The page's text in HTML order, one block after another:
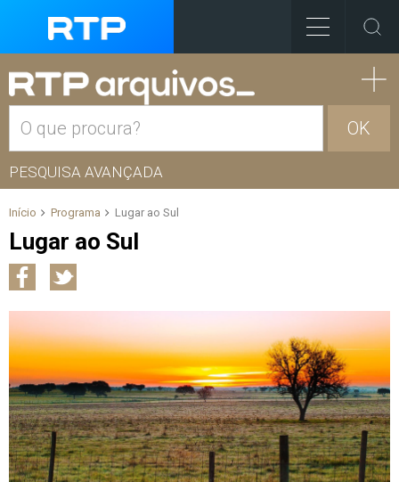
OK
PESQUISA AVANÇADA
Início Programa Lugar ao Sul
Lugar ao Sul